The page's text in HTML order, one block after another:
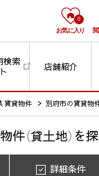
0
お気に入り
検索
店舗紹介
賃貸物件 別府市の賃貸物
詳細条件
件（貸土地）を